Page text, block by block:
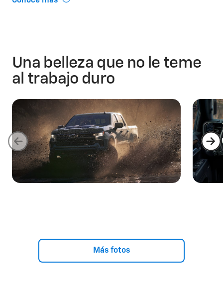
Una belleza que no le teme
al trabajo duro
Más fotos